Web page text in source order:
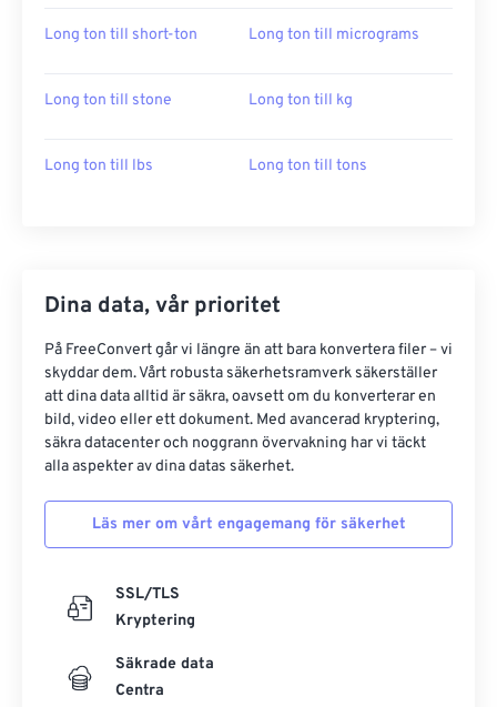
Long ton till short-ton Long ton till micrograms
Long ton till stone Long ton till kg
Long ton till lbs Long ton till tons
Dina data, vår prioritet
På FreeConvert går vi längre än att bara konvertera filer – vi
skyddar dem. Vårt robusta säkerhetsramverk säkerställer
att dina data alltid är säkra, oavsett om du konverterar en
bild, video eller ett dokument. Med avancerad kryptering,
säkra datacenter och noggrann övervakning har vi täckt
alla aspekter av dina datas säkerhet.
Läs mer om vårt engagemang för säkerhet
SSL/TLS
Kryptering
Säkrade data
Centra